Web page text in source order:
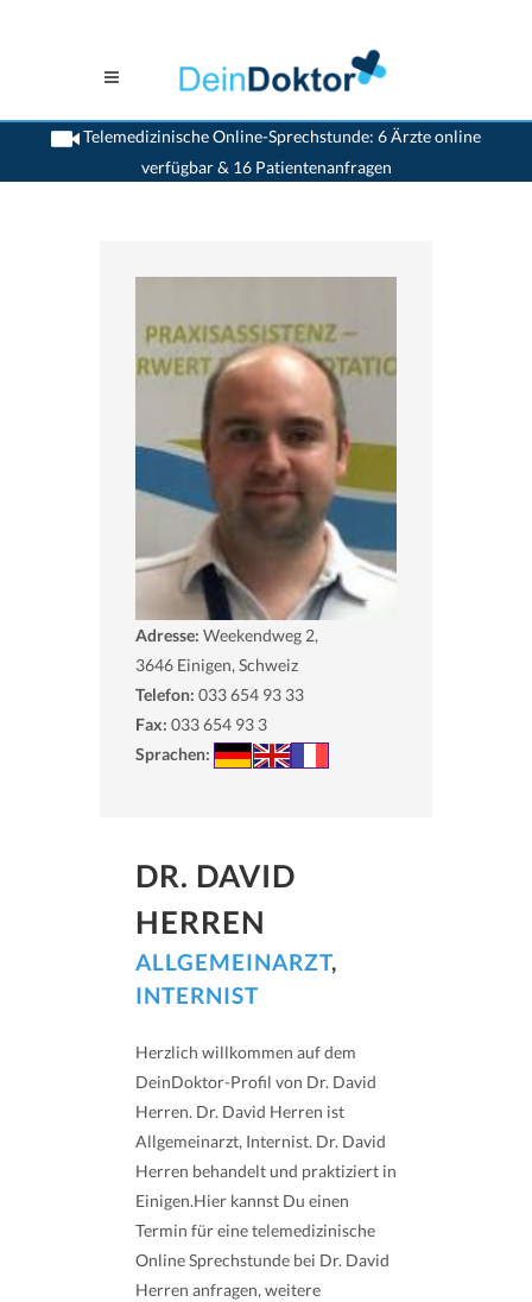
Telemedizinische Online-Sprechstunde: 6 Ärzte online
verfügbar & 16 Patientenanfragen
>Allgemeinaerzte>Einigen>Dr. David Herren
Adresse: Weekendweg 2,
3646 Einigen, Schweiz
Telefon: 033 654 93 33
Fax: 033 654 93 3
Sprachen:
DR. DAVID
HERREN
ALLGEMEINARZT,
INTERNIST
Herzlich willkommen auf dem
DeinDoktor-Profil von Dr. David
Herren. Dr. David Herren ist
Allgemeinarzt, Internist. Dr. David
Herren behandelt und praktiziert in
Einigen.Hier kannst Du einen
Termin für eine telemedizinische
Online Sprechstunde bei Dr. David
Herren anfragen, weitere